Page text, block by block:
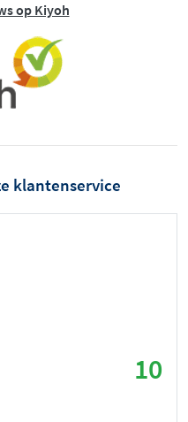
op Kiyoh
klantenservice
10